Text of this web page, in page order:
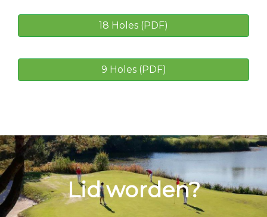
18 Holes (PDF)
9 Holes (PDF)
Lid worden?